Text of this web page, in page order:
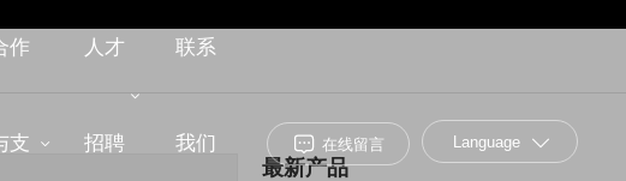
作
支
人才
招聘
联系
我们 在线留言 Language
最新产品